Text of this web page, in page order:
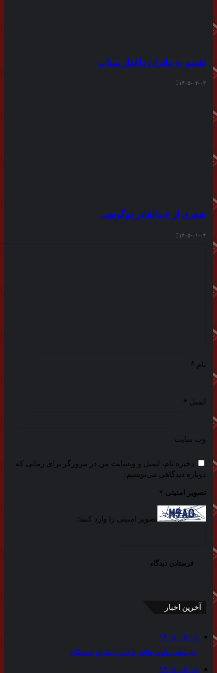
تقدیم به مادران داغدار میناب
۱۴۰۵-۰۲-۰۲
شعری از عبدالقادر دوگونچی
۱۴۰۵-۰۱-۰۴
نام *
ایمیل *
وب‌ سایت
ذخیره نام، ایمیل و وبسایت من در مرورگر برای زمانی که
دوباره دیدگاهی می‌نویسم.
تصویر امنیتی *
تصویر امنیتی را وارد کنید:
آخرین اخبار
۱۴۰۵-۰۵-۱۸
خاموشی بانوی شاعر ترکمن ؛ طواق خدمتگذار
۱۴۰۵-۰۵-۱۷